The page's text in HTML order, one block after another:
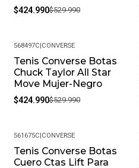
$424.990$529.990
-20%
568497C CONVERSE
Tenis Converse Botas
Chuck Taylor All Star
Move Mujer-Negro
$424.990$529.990
561675C CONVERSE
Tenis Converse Botas
Cuero Ctas Lift Para